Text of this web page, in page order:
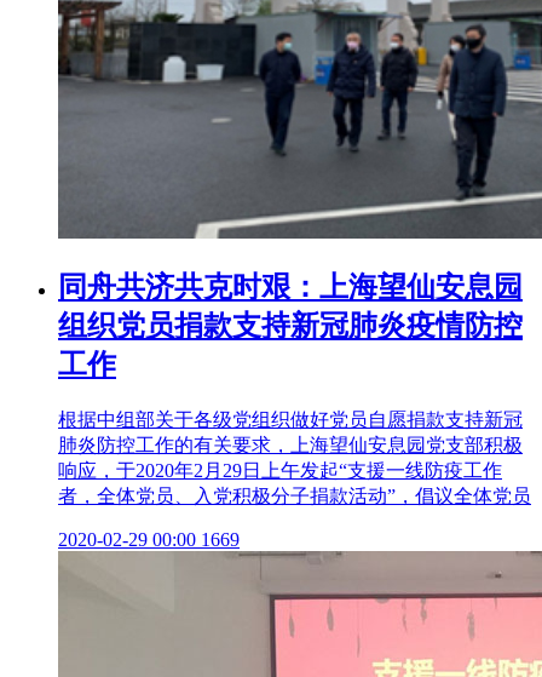
同舟共济共克时艰：上海望仙安息园
组织党员捐款支持新冠肺炎疫情防控
工作
根据中组部关于各级党组织做好党员自愿捐款支持新冠
肺炎防控工作的有关要求，上海望仙安息园党支部积极
响应，于2020年2月29日上午发起“支援一线防疫工作
者，全体党员、入党积极分子捐款活动”，倡议全体党员
2020-02-29 00:00 1669